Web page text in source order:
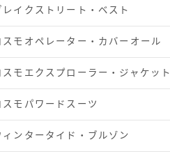
レイクストリート・ベスト
スモオペレーター・カバーオール
スモエクスプローラー・ジャケット
スモパワードスーツ
ィンタータイド・ブルゾン